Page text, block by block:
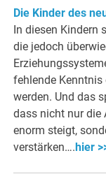
Die Kinder des
In diesen Kindern
die jedoch
fehlende Kenntnis
werden. Und das
dass nicht nur die
enorm steigt,
verstärken….hier